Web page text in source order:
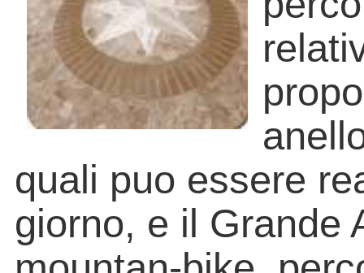
quali puo essere
giorno, e il Grande